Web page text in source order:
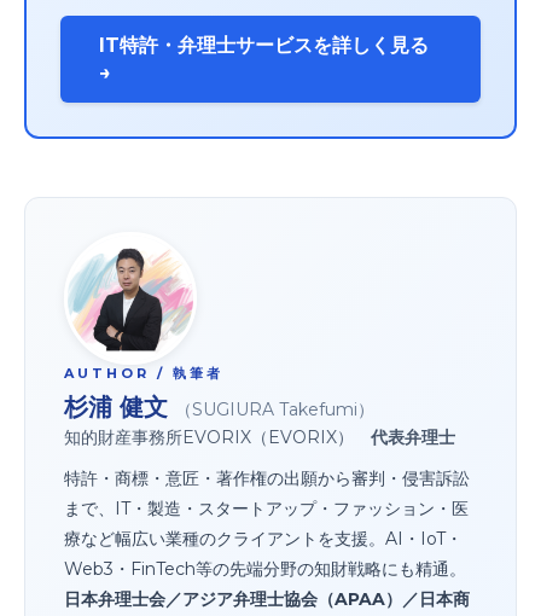
IT特許・弁理士サービスを詳しく見る
→
AUTHOR / 執筆者
杉浦 健文
（SUGIURA Takefumi）
知的財産事務所EVORIX（EVORIX） 代表弁理士
特許・商標・意匠・著作権の出願から審判・侵害訴訟
まで、IT・製造・スタートアップ・ファッション・医
療など幅広い業種のクライアントを支援。AI・IoT・
Web3・FinTech等の先端分野の知財戦略にも精通。
日本弁理士会／アジア弁理士協会（APAA）／日本商